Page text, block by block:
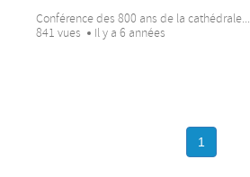
Conférence des 800 ans de la cathédrale...
841 vues
Il y a 6 années
1